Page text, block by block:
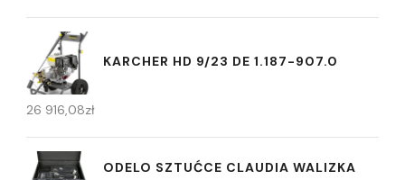
KARCHER HD 9/23 DE 1.187-907.0
26 916,08zł
ODELO SZTUĆCE CLAUDIA WALIZKA